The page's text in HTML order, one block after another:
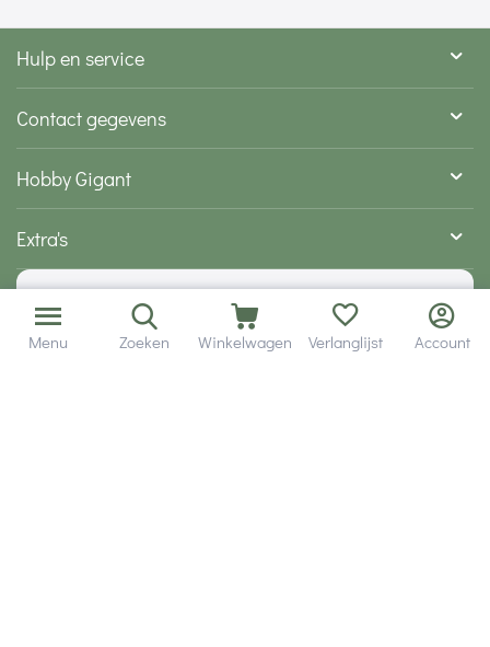
Hulp en service
Contact gegevens
Hobby Gigant
Extra's
Wij zijn bereikbaar via
Menu Zoeken Winkelwagen Verlanglijst Account